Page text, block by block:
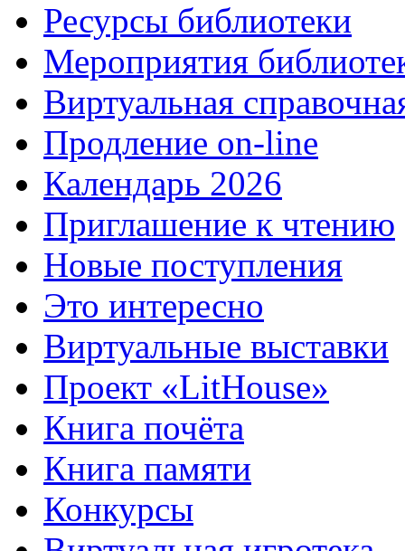
Ресурсы библиотеки
Мероприятия
Виртуальная
Продление on-line
Календарь 2026
Приглашение к чтению
Новые поступления
Это интересно
Виртуальные выставки
Проект «LitHouse»
Книга почёта
Книга памяти
Конкурсы